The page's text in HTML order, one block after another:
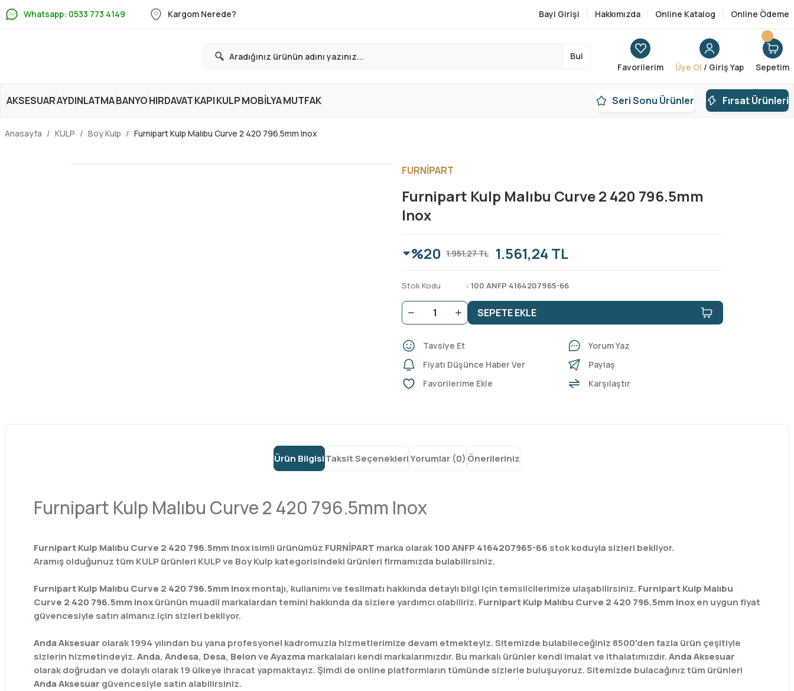
Whatsapp: 0533 773 4149 Kargom Nerede? Bayi Girişi Hakkımızda Online Katalog Online Ödeme
Bul
Favorilerim
Üye Ol / Giriş Yap Sepetim
AKSESUARAYDINLATMABANYOHIRDAVATKAPIKULPMOBİLYAMUTFAK Seri Sonu Ürünler Fırsat Ürünleri
Anasayfa KULP Boy Kulp Furnipart Kulp Malıbu Curve 2 420 796.5mm Inox
FURNİPART
Furnipart Kulp Malıbu Curve 2 420 796.5mm
Inox
%20 1.951,27 TL 1.561,24 TL
Stok Kodu 100 ANFP 4164207965-66
SEPETE EKLE
Tavsiye Et
Yorum Yaz
Fiyatı Düşünce Haber Ver
Paylaş
Karşılaştır
Ürün BilgisiTaksit SeçenekleriYorumlar (0) Önerileriniz
Furnipart Kulp Malıbu Curve 2 420 796.5mm Inox
Furnipart Kulp Malıbu Curve 2 420 796.5mm Inoxisimli ürünümüz FURNİPART marka olarak100 ANFP 4164207965-66 stok koduyla sizleri bekliyor.
Aramış olduğunuz tüm KULP ürünleri KULP ve Boy Kulp kategorisindeki ürünleri firmamızda bulabilirsiniz.
Furnipart Kulp Malıbu Curve 2 420 796.5mm Inoxmontajı, kullanımı ve teslimatı hakkında detaylı bilgi için temsilcilerimize ulaşabilirsiniz. Furnipart Kulp Malıbu
Curve 2 420 796.5mm Inoxürünün muadil markalardan temini hakkında da sizlere yardımcı olabiliriz. Furnipart Kulp Malıbu Curve 2 420 796.5mm Inoxen uygun fiyat
güvencesiyle satın almanız için sizleri bekliyor.
Anda Aksesuar olarak 1994 yılından bu yana profesyonel kadromuzla hizmetlerimize devam etmekteyiz. Sitemizde bulabileceğiniz 8500'den fazla ürün çeşitiyle
sizlerin hizmetindeyiz.Anda, Andesa, Desa, BelonveAyazma markalaları kendi markalarımızdır. Bu markalı ürünler kendi imalat ve ithalatımızdır.Anda Aksesuar
olarak doğrudan ve dolaylı olarak 19 ülkeye ihracat yapmaktayız. Şimdi de online platformların tümünde sizlerle buluşuyoruz. Sitemizde bulacağınız tüm ürünleri
Anda Aksesuar güvencesiyle satın alabilirsiniz.